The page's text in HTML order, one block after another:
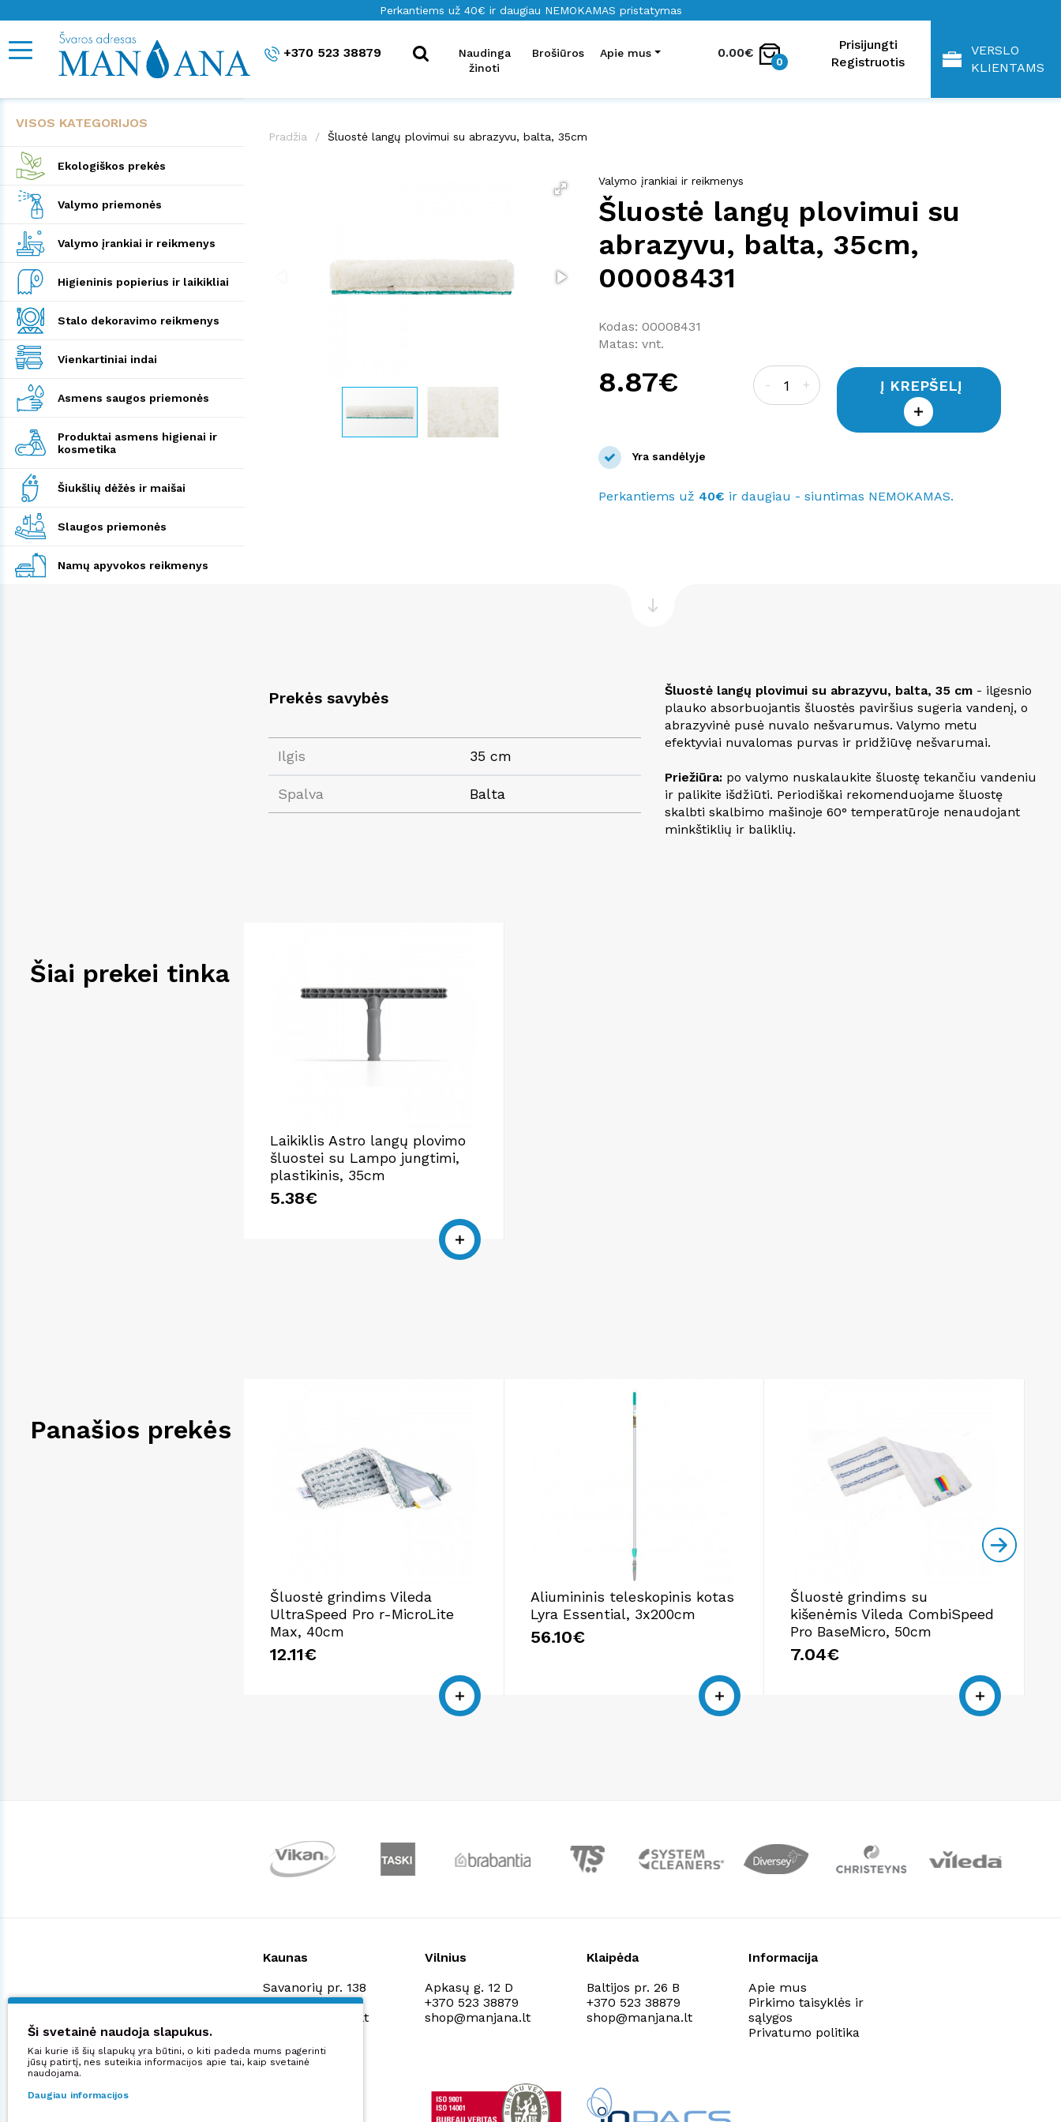
Perkantiems už 40€ ir daugiau NEMOKAMAS pristatymas
+370 523 38879
Naudinga
žinoti
Brošiūros Apie mus 0.00€
0
Prisijungti
Registruotis
VERSLO
KLIENTAMS
VISOS KATEGORIJOS
Ekologiškos prekės
Valymo priemonės
Valymo įrankiai ir reikmenys
Higieninis popierius ir laikikliai
Stalo dekoravimo reikmenys
Vienkartiniai indai
Asmens saugos priemonės
Produktai asmens higienai ir
kosmetika
Šiukšlių dėžės ir maišai
Slaugos priemonės
Namų apyvokos reikmenys
Pradžia Šluostė langų plovimui su abrazyvu, balta, 35cm
Valymo įrankiai ir reikmenys
Šluostė langų plovimui su
abrazyvu, balta, 35cm,
00008431
Kodas: 00008431
Matas: vnt.
8.87€ - + Į KREPŠELĮ
Yra sandėlyje
Perkantiems už 40€ ir daugiau - siuntimas NEMOKAMAS.
Prekės savybės
Ilgis 35 cm
Spalva Balta
Šluostė langų plovimui su abrazyvu, balta, 35 cm - ilgesnio
plauko absorbuojantis šluostės paviršius sugeria vandenį, o
abrazyvinė pusė nuvalo nešvarumus. Valymo metu
efektyviai nuvalomas purvas ir pridžiūvę nešvarumai.
Priežiūra: po valymo nuskalaukite šluostę tekančiu vandeniu
ir palikite išdžiūti. Periodiškai rekomenduojame šluostę
skalbti skalbimo mašinoje 60° temperatūroje nenaudojant
minkštiklių ir baliklių.
Šiai prekei tinka
Laikiklis Astro langų plovimo
šluostei su Lampo jungtimi,
plastikinis, 35cm
5.38€
Panašios prekės
Šluostė grindims Vileda
UltraSpeed Pro r-MicroLite
Max, 40cm
12.11€
Aliumininis teleskopinis kotas
Lyra Essential, 3x200cm
56.10€
Šluostė grindims su
kišenėmis Vileda CombiSpeed
Pro BaseMicro, 50cm
7.04€
Kaunas
Savanorių pr. 138
+370 523 38879
shop@manjana.lt
Vilnius
Apkasų g. 12 D
+370 523 38879
shop@manjana.lt
Klaipėda
Baltijos pr. 26 B
+370 523 38879
shop@manjana.lt
Informacija
Apie mus
Pirkimo taisyklės ir
sąlygos
Privatumo politika
Didžiuojamės:
Ši svetainė naudoja slapukus.
Kai kurie iš šių slapukų yra būtini, o kiti padeda mums pagerinti
jūsų patirtį, nes suteikia informacijos apie tai, kaip svetainė
naudojama.
Daugiau informacijos